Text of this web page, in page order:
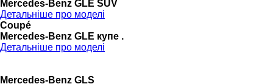
Mercedes-Benz GLE SUV
Детальніше про моделі
Coupé
Mercedes-Benz GLE купе .
Детальніше про моделі
Mercedes-Benz GLS